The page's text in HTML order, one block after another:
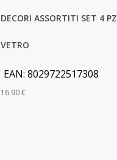
DECORI ASSORTITI SET 4 PZ
VETRO
EAN:8029722517308
16.90€